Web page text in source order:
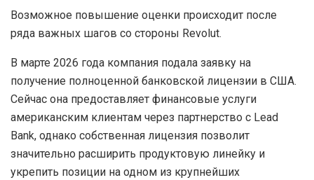
Возможное повышение оценки происходит после
ряда важных шагов со стороны Revolut.
В марте 2026 года компания подала заявку на
получение полноценной банковской лицензии в США.
Сейчас она предоставляет финансовые услуги
американским клиентам через партнерство с Lead
Bank, однако собственная лицензия позволит
значительно расширить продуктовую линейку и
укрепить позиции на одном из крупнейших